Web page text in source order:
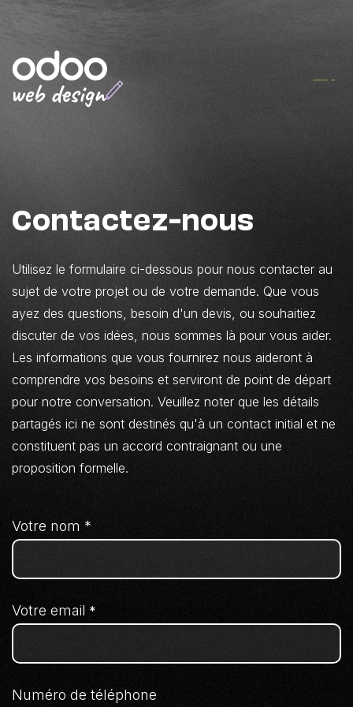
Contactez-nous
Utilisez le formulaire ci-dessous pour nous contacter au
sujet de votre projet ou de votre demande. Que vous
ayez des questions, besoin d'un devis, ou souhaitiez
discuter de vos idées, nous sommes là pour vous aider.
Les informations que vous fournirez nous aideront à
comprendre vos besoins et serviront de point de départ
pour notre conversation. Veuillez noter que les détails
partagés ici ne sont destinés qu'à un contact initial et ne
constituent pas un accord contraignant ou une
proposition formelle.
Votre nom *
Votre email *
Numéro de téléphone